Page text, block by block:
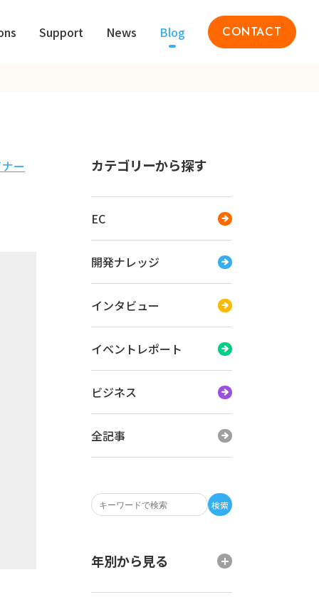
Support News Blog CONTACT
検索
カテゴリーから探す
EC
開発ナレッジ
インタビュー
イベントレポート
ビジネス
全記事
年別から見る
ー